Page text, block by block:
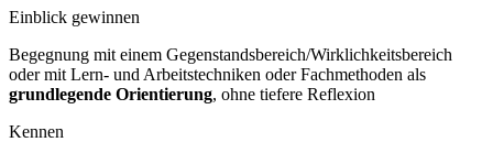
Einblick gewinnen
Begegnung mit einem Gegenstandsbereich/Wirklichkeitsbereich
oder mit Lern- und Arbeitstechniken oder Fachmethoden als
grundlegende Orientierung, ohne tiefere Reflexion
Kennen